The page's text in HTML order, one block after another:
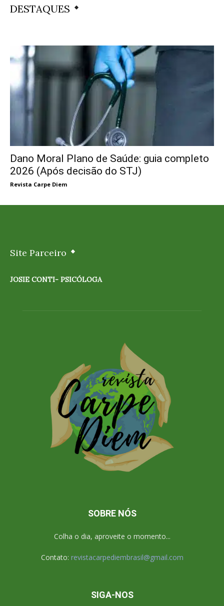
DESTAQUES
Dano Moral Plano de Saúde: guia completo
2026 (Após decisão do STJ)
Revista Carpe Diem
Site Parceiro
JOSIE CONTI- PSICÓLOGA
SOBRE NÓS
Colha o dia, aproveite o momento...
Contato: revistacarpediembrasil@gmail.com
SIGA-NOS